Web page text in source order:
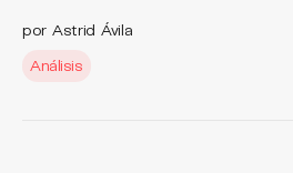
por Astrid Ávila
Análisis